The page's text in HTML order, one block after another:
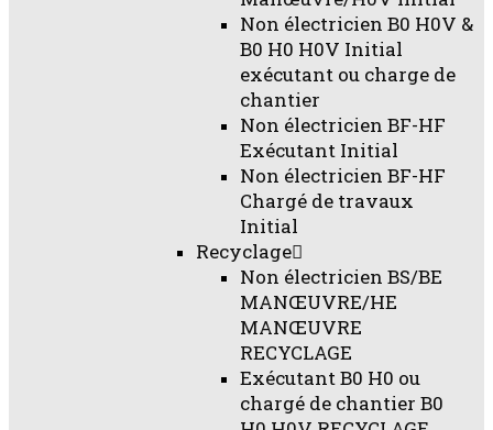
Non électricien B0 H0V &
B0 H0 H0V Initial
exécutant ou charge de
chantier
Non électricien BF-HF
Exécutant Initial
Non électricien BF-HF
Chargé de travaux
Initial
Recyclage
Non électricien BS/BE
MANŒUVRE/HE
MANŒUVRE
RECYCLAGE
Exécutant B0 H0 ou
chargé de chantier B0